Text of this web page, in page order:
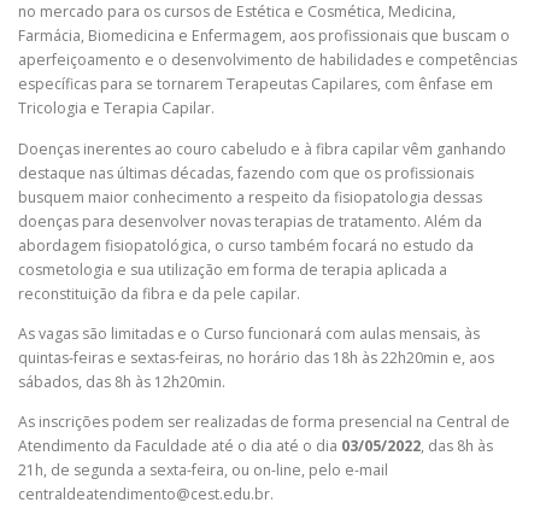
no mercado para os cursos de Estética e Cosmética, Medicina,
Farmácia, Biomedicina e Enfermagem, aos profissionais que buscam o
aperfeiçoamento e o desenvolvimento de habilidades e competências
específicas para se tornarem Terapeutas Capilares, com ênfase em
Tricologia e Terapia Capilar.
Doenças inerentes ao couro cabeludo e à fibra capilar vêm ganhando
destaque nas últimas décadas, fazendo com que os profissionais
busquem maior conhecimento a respeito da fisiopatologia dessas
doenças para desenvolver novas terapias de tratamento. Além da
abordagem fisiopatológica, o curso também focará no estudo da
cosmetologia e sua utilização em forma de terapia aplicada a
reconstituição da fibra e da pele capilar.
As vagas são limitadas e o Curso funcionará com aulas mensais, às
quintas-feiras e sextas-feiras, no horário das 18h às 22h20min e, aos
sábados, das 8h às 12h20min.
As inscrições podem ser realizadas de forma presencial na Central de
Atendimento da Faculdade até o dia até o dia 03/05/2022, das 8h às
21h, de segunda a sexta-feira, ou on-line, pelo e-mail
centraldeatendimento@cest.edu.br.